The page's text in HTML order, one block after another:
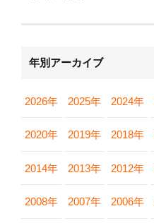
年別アーカイブ
2026年 2025年 2024年
2020年 2019年 2018年
2014年 2013年 2012年
2008年 2007年 2006年